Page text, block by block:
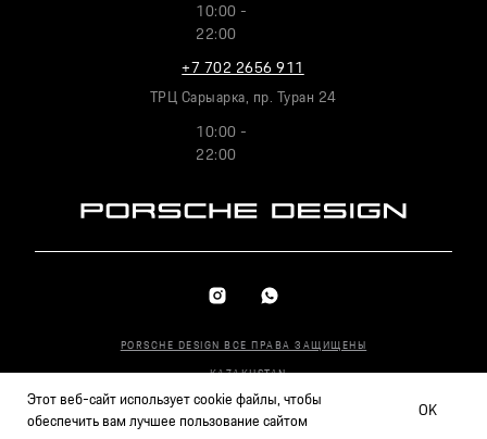
Этот веб-сайт использует cookie файлы, чтобы
обеспечить вам лучшее пользование сайтом
OK
10:00 -
22:00
PORSCHE DESIGN ВСЕ ПРАВА ЗАЩИЩЕНЫ
KAZAKHSTAN
ТРЦ Сарыарка, пр. Туран 24
10:00 -
22:00
+7 702 2656 911